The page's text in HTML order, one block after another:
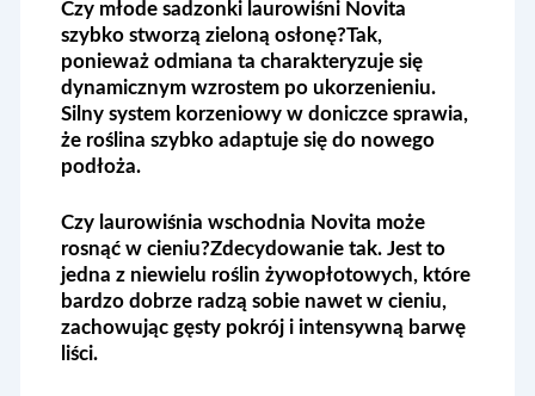
Czy młode sadzonki laurowiśni Novita
szybko stworzą zieloną osłonę?Tak,
ponieważ odmiana ta charakteryzuje się
dynamicznym wzrostem po ukorzenieniu.
Silny system korzeniowy w doniczce sprawia,
że roślina szybko adaptuje się do nowego
podłoża.
Czy laurowiśnia wschodnia Novita może
rosnąć w cieniu?Zdecydowanie tak. Jest to
jedna z niewielu roślin żywopłotowych, które
bardzo dobrze radzą sobie nawet w cieniu,
zachowując gęsty pokrój i intensywną barwę
liści.